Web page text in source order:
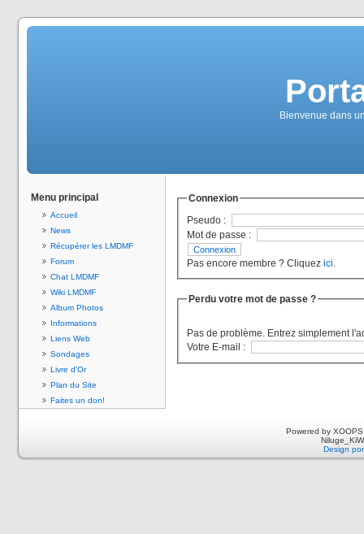
Bienvenue dans
Menu principal
Accueil
News
Récupérer les LMDMF
Forum
Chat LMDMF
Wiki LMDMF
Album Photos
Informations
Liens Web
Sondages
Livre d'Or
Plan du Site
Faites un don!
Connexion
Pseudo :
Mot de passe :
Pas encore membre ? Cliquez ici.
Perdu votre mot de passe ?
Pas de problème. Entrez simplement
Votre E-mail :
Powered by
Design